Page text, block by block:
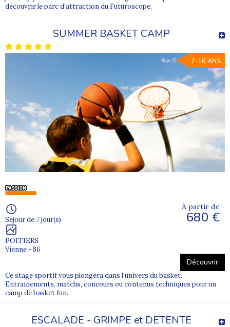
découvrir le parc d'attraction du Futuroscope.
SUMMER BASKET CAMP
7-16 ANS
Séjour de 7 jour(s)
POITIERS
Vienne - 86
À partir de
680 €
Découvrir
Ce stage sportif vous plongera dans l'univers du basket.
Entrainements, matchs, concours ou contenus techniques pour un
camp de basket fun.
ESCALADE - GRIMPE et DETENTE